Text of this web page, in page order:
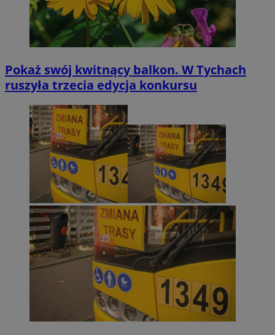
Pokaż swój kwitnący balkon. W Tychach
ruszyła trzecia edycja konkursu